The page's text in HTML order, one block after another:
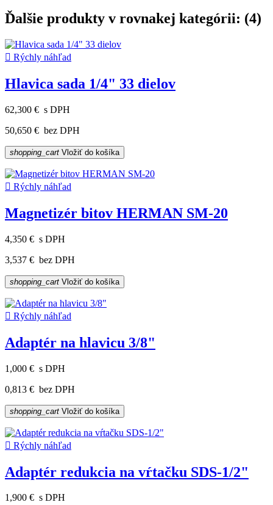
Ďalšie produkty v rovnakej kategórii: (4)
 Rýchly náhľad
Hlavica sada 1/4" 33 dielov
62,300 € s DPH
50,650 € bez DPH
shopping_cart Vložiť do košíka
 Rýchly náhľad
Magnetizér bitov HERMAN SM-20
4,350 € s DPH
3,537 € bez DPH
shopping_cart Vložiť do košíka
 Rýchly náhľad
Adaptér na hlavicu 3/8"
1,000 € s DPH
0,813 € bez DPH
shopping_cart Vložiť do košíka
 Rýchly náhľad
Adaptér redukcia na vŕtačku SDS-1/2"
1,900 € s DPH